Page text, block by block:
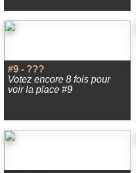
#9 - ???
Votez encore 8 fois pour
voir la place #9